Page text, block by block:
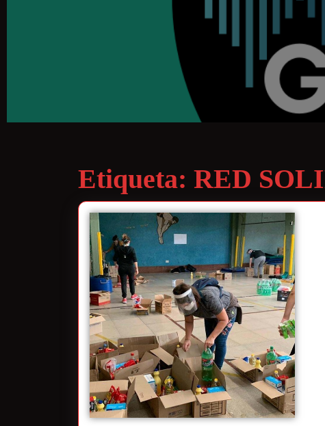
Etiqueta: RED